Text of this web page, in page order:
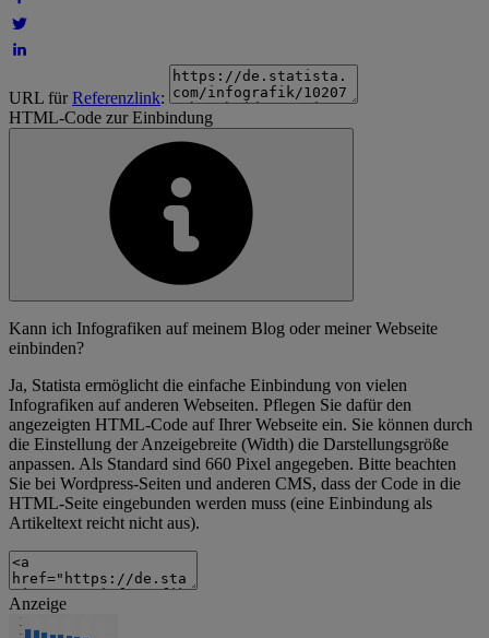
URL fürReferenzlink:
HTML-Code zur Einbindung
Kann ich Infografiken auf meinem Blog oder meiner Webseite
einbinden?
Ja, Statista ermöglicht die einfache Einbindung von vielen
Infografiken auf anderen Webseiten. Pflegen Sie dafür den
angezeigten HTML-Code auf Ihrer Webseite ein. Sie können durch
die Einstellung der Anzeigebreite (Width) die Darstellungsgröße
anpassen. Als Standard sind 660 Pixel angegeben. Bitte beachten
Sie bei Wordpress-Seiten und anderen CMS, dass der Code in die
HTML-Seite eingebunden werden muss (eine Einbindung als
Artikeltext reicht nicht aus).
Anzeige